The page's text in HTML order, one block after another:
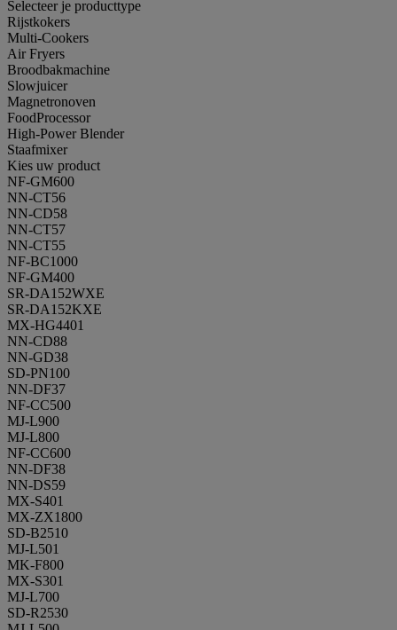
Selecteer je producttype
Rijstkokers
Multi-Cookers
Air Fryers
Broodbakmachine
Slowjuicer
Magnetronoven
FoodProcessor
High-Power Blender
Staafmixer
Kies uw product
NF-GM600
NN-CT56
NN-CD58
NN-CT57
NN-CT55
NF-BC1000
NF-GM400
SR-DA152WXE
SR-DA152KXE
MX-HG4401
NN-CD88
NN-GD38
SD-PN100
NN-DF37
NF-CC500
MJ-L900
MJ-L800
NF-CC600
NN-DF38
NN-DS59
MX-S401
MX-ZX1800
SD-B2510
MJ-L501
MK-F800
MX-S301
MJ-L700
SD-R2530